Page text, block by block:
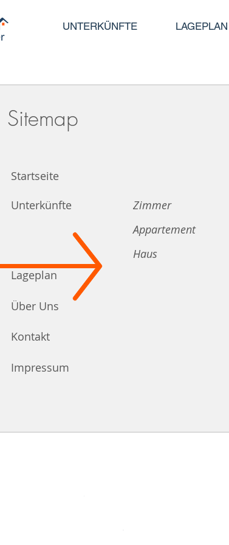
UNTERKÜNFTE LAGEPLAN
Sitemap
Startseite
Unterkünfte
Über Uns
Zimmer
Lageplan
Appartement
Haus
Impressum
Kontakt